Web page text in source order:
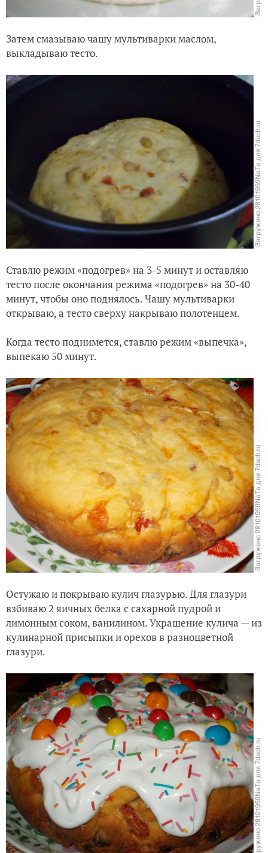
Затем смазываю чашу мультиварки маслом,
выкладываю тесто.
Ставлю режим «подогрев» на 3-5 минут и оставляю
тесто после окончания режима «подогрев» на 30-40
минут, чтобы оно поднялось. Чашу мультиварки
открываю, а тесто сверху накрываю полотенцем.
Когда тесто поднимется, ставлю режим «выпечка»,
выпекаю 50 минут.
Остужаю и покрываю кулич глазурью. Для глазури
взбиваю 2 яичных белка с сахарной пудрой и
лимонным соком, ванилином. Украшение кулича — из
кулинарной присыпки и орехов в разноцветной
глазури.